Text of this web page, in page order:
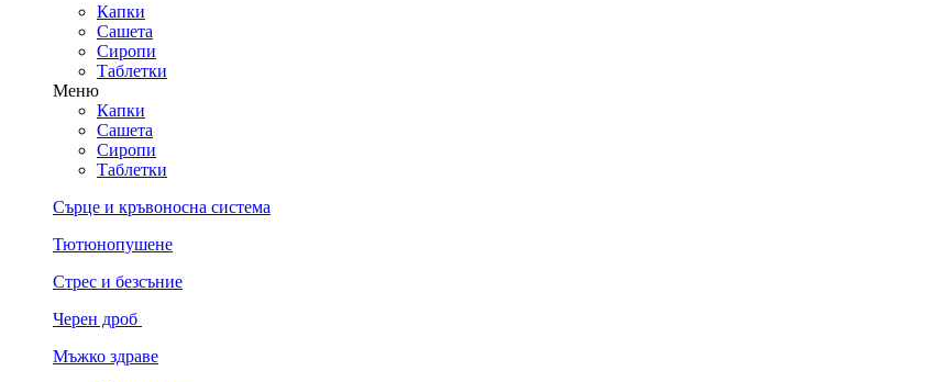
Капки
Сашета
Сиропи
Таблетки
Меню
Капки
Сашета
Сиропи
Таблетки
Сърце и кръвоносна система
Тютюнопушене
Стрес и безсъние
Черен дроб
Мъжко здраве